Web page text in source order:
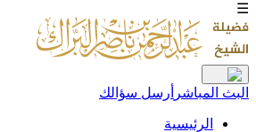
☰
البث المباشر أرسل سؤالك
الرئيسية